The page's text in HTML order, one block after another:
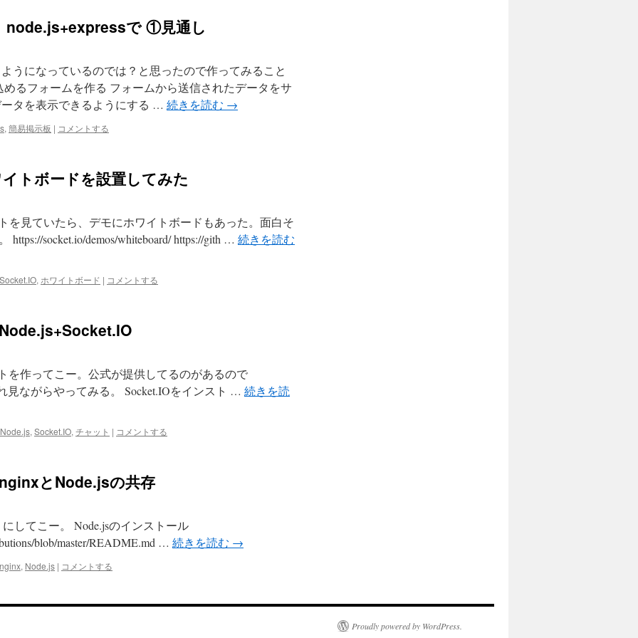
node.js+expressで ①見通し
うになっているのでは？と思ったので作ってみること
るフォームを作る フォームから送信されたデータをサ
タを表示できるようにする … 続きを読む →
, 簡易掲示板 | コメントする
トボードを設置してみた
を見ていたら、デモにホワイトボードもあった。面白そ
socket.io/demos/whiteboard/ https://gith … 続きを読む
Socket.IO, ホワイトボード | コメントする
を作ってこー。公式が提供してるのがあるので
れ見ながらやってみる。 Socket.IOをインスト … 続きを読
Node.js, Socket.IO, チャット | コメントする
とNode.jsの共存
してこー。 Node.jsのインストール
blob/master/README.md … 続きを読む →
nginx, Node.js | コメントする
Proudly powered by WordPress.